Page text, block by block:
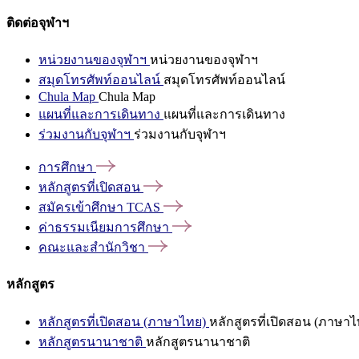
ติดต่อจุฬาฯ
หน่วยงานของจุฬาฯ หน่วยงานของจุฬาฯ
สมุดโทรศัพท์ออนไลน์ สมุดโทรศัพท์ออนไลน์
Chula Map Chula Map
แผนที่และการเดินทาง แผนที่และการเดินทาง
ร่วมงานกับจุฬาฯ ร่วมงานกับจุฬาฯ
การศึกษา
หลักสูตรที่เปิดสอน
สมัครเข้าศึกษา TCAS
ค่าธรรมเนียมการศึกษา
คณะและสำนักวิชา
หลักสูตร
หลักสูตรที่เปิดสอน (ภาษาไทย) หลักสูตรที่เปิดสอน (ภาษาไ
หลักสูตรนานาชาติ หลักสูตรนานาชาติ